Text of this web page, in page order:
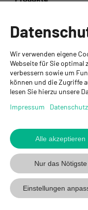
GYSO AG
Hauptsitz Kloten
Steinackerstrasse
8302 Kloten
+ 41 43 255 55 55
www.gyso.ch
GYSO
auf
Youtube
GYSO
auf
folgen
Wir verwenden eigene
Webseite für Sie optimal
verbessern sowie um
können und die Zugriffe
lesen Sie hierzu unsere
Impressum
Datenschutz
Alle akzeptieren
Nur das Nötigste
Einstellungen